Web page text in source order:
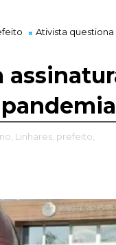
Ativista
Linhares, prefeito,